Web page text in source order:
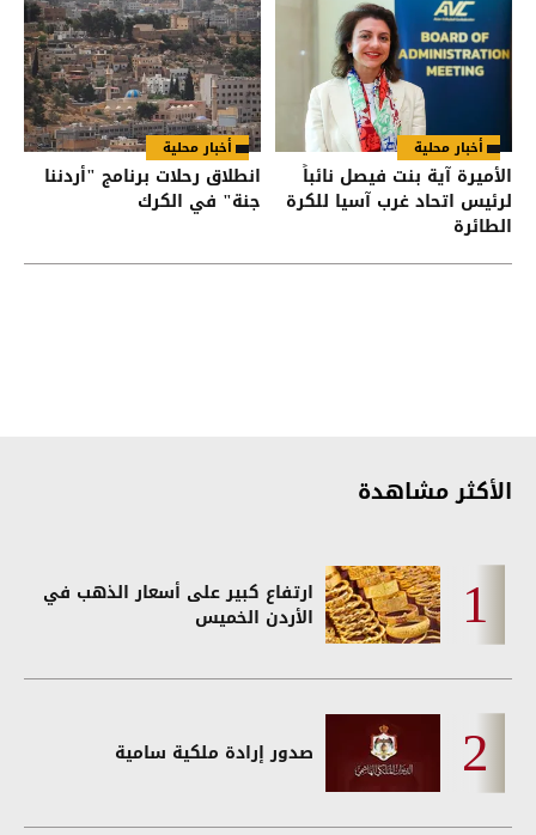
أخبار محلية
الأميرة آية بنت فيصل نائباً
لرئيس اتحاد غرب آسيا للكرة
الطائرة
أخبار محلية
انطلاق رحلات برنامج "أردننا
جنة" في الكرك
الأكثر مشاهدة
ارتفاع كبير على أسعار الذهب في
الأردن الخميس
صدور إرادة ملكية سامية